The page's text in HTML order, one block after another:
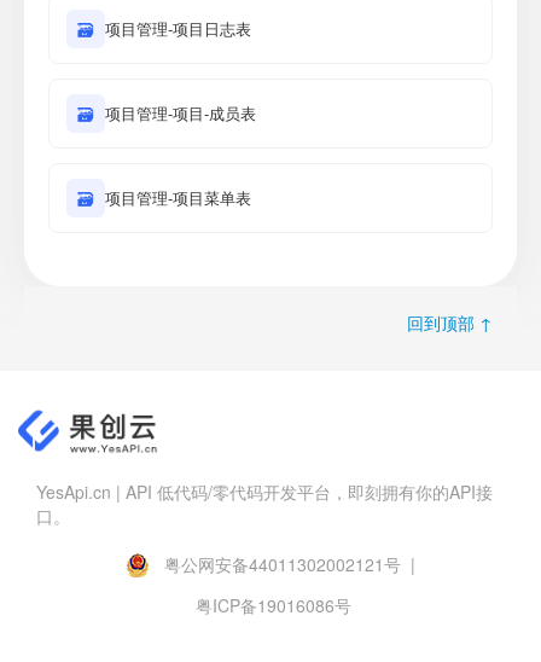
🗃 项目管理-项目日志表
🗃 项目管理-项目-成员表
🗃 项目管理-项目菜单表
回到顶部 ↑
YesApi.cn | API 低代码/零代码开发平台，即刻拥有你的API接
口。
粤公网安备44011302002121号 |
粤ICP备19016086号